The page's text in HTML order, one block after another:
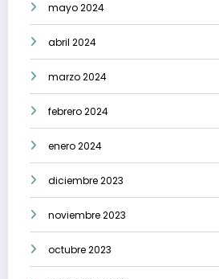
mayo 2024
abril 2024
marzo 2024
febrero 2024
enero 2024
diciembre 2023
noviembre 2023
octubre 2023